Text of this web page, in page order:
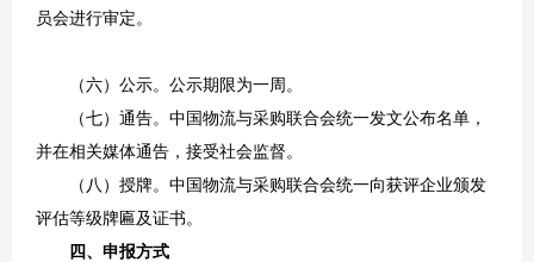
员会进行审定。
（六）公示。公示期限为一周。
（七）通告。中国物流与采购联合会统一发文公布名单，
并在相关媒体通告，接受社会监督。
（八）授牌。中国物流与采购联合会统一向获评企业颁发
评估等级牌匾及证书。
四、申报方式